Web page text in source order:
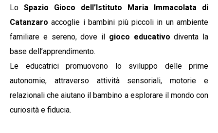
Lo Spazio Gioco dell’Istituto Maria Immacolata di
Catanzaro accoglie i bambini più piccoli in un ambiente
familiare e sereno, dove il gioco educativo diventa la
base dell’apprendimento.
Le educatrici promuovono lo sviluppo delle prime
autonomie, attraverso attività sensoriali, motorie e
relazionali che aiutano il bambino a esplorare il mondo con
curiosità e fiducia.